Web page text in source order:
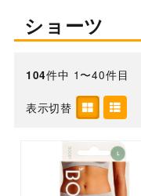
ショーツ
104件中 1〜40件目
表示切替